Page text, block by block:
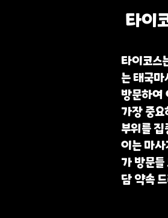
타이
타이코스
는 태국
방문하여
가장 중
부위를
이는 마사
가 방문
담 약속